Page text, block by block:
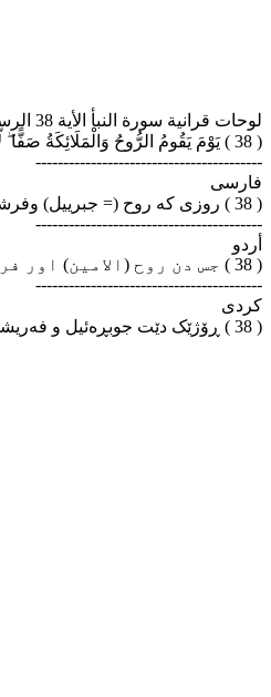
لوحات قرانية سورة النبأ الأية 38 الرسم الإملائى
( 38 ) يَوْمَ يَقُومُ الرُّوحُ وَالْمَلَائِكَةُ صَفًّا ۖ لَّا يَتَكَلَّمُونَ إِلَّا مَنْ أَذِنَ لَهُ الرَّحْمَٰنُ وَقَالَ صَوَابًا
-----------------------------------------
فارسى
( 38 ) روزی که روح (= جبرییل) وفرشتگان به صف ایستند, هیچ کس سخن نگویید, جز کسی که خدای رحمان به او اجازه داده, و(او) سخن درست (وصواب) گوید.
-----------------------------------------
أردو
( 38 ) جس دن روح (الامین) اور فرشتے صف باندھ کر کھڑے ہوں گے تو کوئی بول نہ سکے گا مگر جس کو (خدائے رحمٰن) اجازت بخشے اور اس نے بات بھی درست کہی ہو
-----------------------------------------
كردى
( 38 ) ڕۆژێک دێت جوبڕه‌ئیل و فه‌ریشته‌کان به ڕیز ده‌وه‌ستن و ورته‌یان لێنایه‌ت و هیچ قسه ناکه‌ن، مه‌گه‌ر ئه‌وه‌یان که خوای میهره‌بان مۆڵه‌تی بدات و قسه‌ی جوان و به‌جێ پێشکه‌ش بکات.